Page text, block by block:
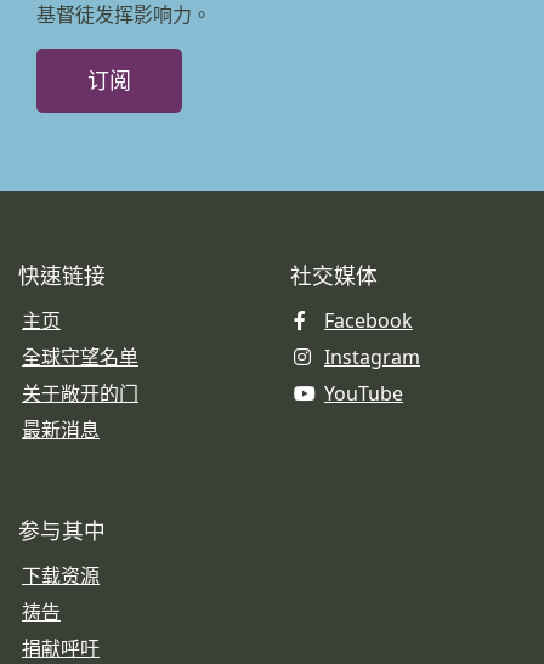
基督徒发挥影响力。
订阅
快速链接
主页
全球守望名单
关于敞开的门
最新消息
社交媒体
Facebook
Instagram
YouTube
参与其中
下载资源
祷告
捐献呼吁